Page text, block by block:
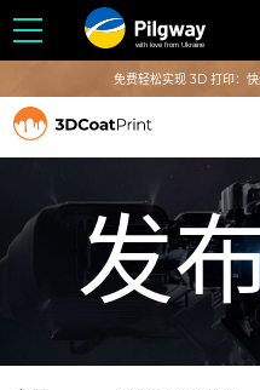
with love from Ukraine
免费轻松实现 3D 打印：
发